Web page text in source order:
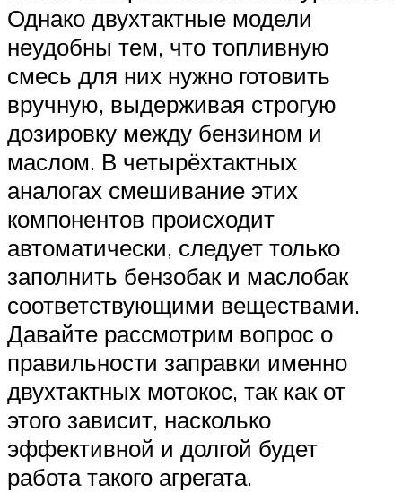
Однако двухтактные модели
неудобны тем, что топливную
смесь для них нужно готовить
вручную, выдерживая строгую
дозировку между бензином и
маслом. В четырёхтактных
аналогах смешивание этих
компонентов происходит
автоматически, следует только
заполнить бензобак и маслобак
соответствующими веществами.
Давайте рассмотрим вопрос о
правильности заправки именно
двухтактных мотокос, так как от
этого зависит, насколько
эффективной и долгой будет
работа такого агрегата.